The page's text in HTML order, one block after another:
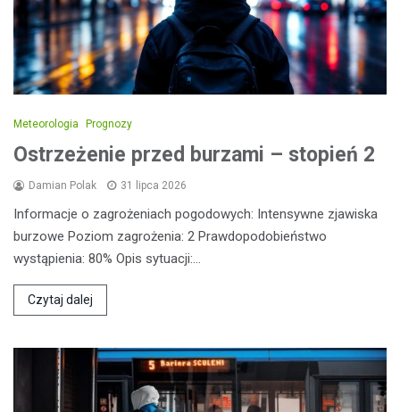
Meteorologia Prognozy
Ostrzeżenie przed burzami – stopień 2
Damian Polak 31 lipca 2026
Informacje o zagrożeniach pogodowych: Intensywne zjawiska
burzowe Poziom zagrożenia: 2 Prawdopodobieństwo
wystąpienia: 80% Opis sytuacji:…
Czytaj dalej